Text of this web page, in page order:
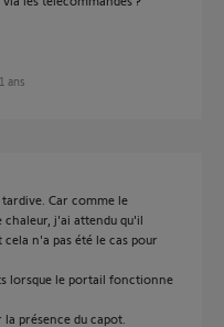
ans
Car comme le
chaleur, j'ai attendu qu'il
n'a pas été le cas pour
lorsque le portail fonctionne
présence du capot.